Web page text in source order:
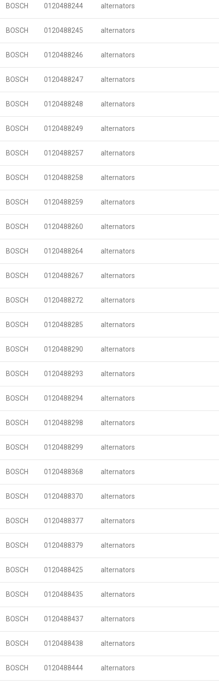
BOSCH 0120488244 alternators
BOSCH 0120488245 alternators
BOSCH 0120488246 alternators
BOSCH 0120488247 alternators
BOSCH 0120488248 alternators
BOSCH 0120488249 alternators
BOSCH 0120488257 alternators
BOSCH 0120488258 alternators
BOSCH 0120488259 alternators
BOSCH 0120488260 alternators
BOSCH 0120488264 alternators
BOSCH 0120488267 alternators
BOSCH 0120488272 alternators
BOSCH 0120488285 alternators
BOSCH 0120488290 alternators
BOSCH 0120488293 alternators
BOSCH 0120488294 alternators
BOSCH 0120488298 alternators
BOSCH 0120488299 alternators
BOSCH 0120488368 alternators
BOSCH 0120488370 alternators
BOSCH 0120488377 alternators
BOSCH 0120488379 alternators
BOSCH 0120488425 alternators
BOSCH 0120488435 alternators
BOSCH 0120488437 alternators
BOSCH 0120488438 alternators
BOSCH 0120488444 alternators